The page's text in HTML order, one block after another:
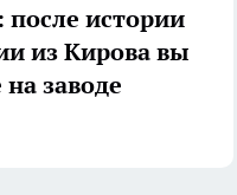
после истории
из Кирова вы
заводе